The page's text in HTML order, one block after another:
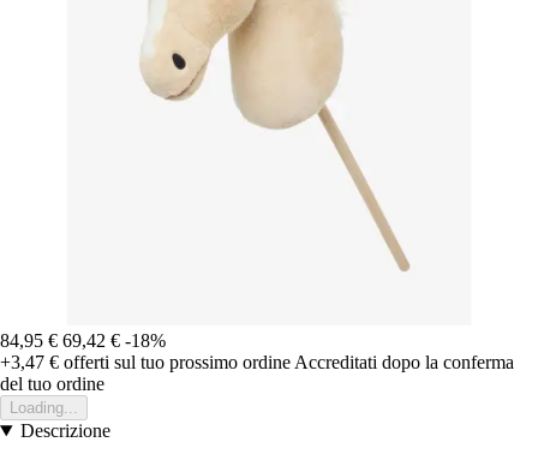
84,95 € 69,42 € -18%
+3,47 € offerti sul tuo prossimo ordine Accreditati dopo la conferma
del tuo ordine
Loading...
Descrizione